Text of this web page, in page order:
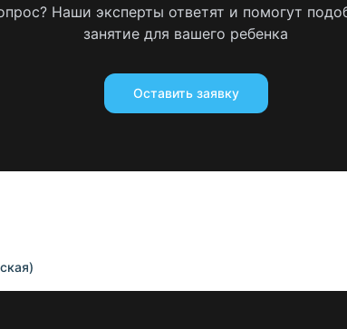
Наши эксперты ответят и помогут
занятие для вашего ребенка
Оставить заявку